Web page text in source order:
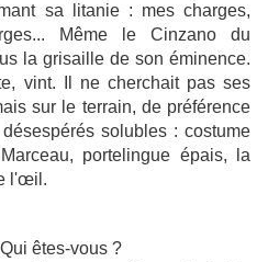
sa litanie : mes charges,
Même le Cinzano du
la grisaille de son éminence.
vint. Il ne cherchait pas ses
sur le terrain, de préférence
solubles : costume
portelingue épais, la
l'œil.
êtes-vous ?